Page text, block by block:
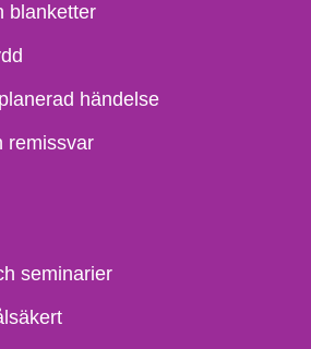
blanketter
händelse
remissvar
seminarier